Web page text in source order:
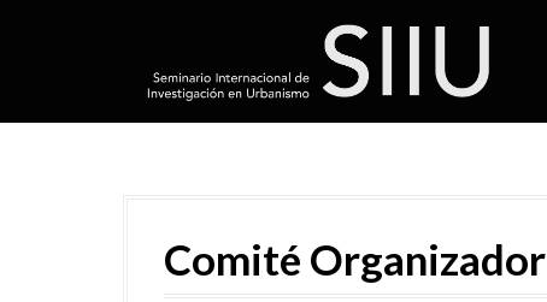
Comité Organizador